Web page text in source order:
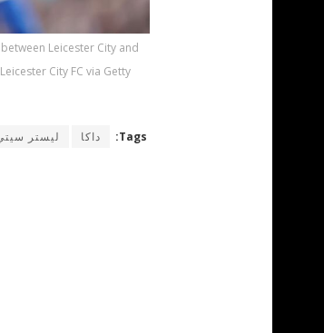
Leicester City and
City FC via Getty
Tags: داكا ليستر